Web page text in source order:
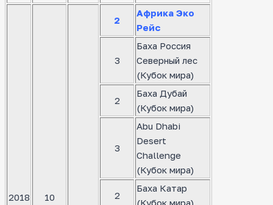
2018 10
2
Африка Эко
Рейс
3
Баха Россия
Северный лес
(Кубок мира)
2
Баха Дубай
(Кубок мира)
3
Abu Dhabi
Desert
Challenge
(Кубок мира)
2
Баха Катар
(Кубок мира)